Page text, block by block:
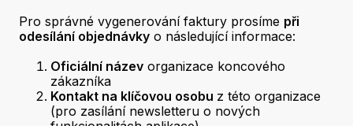
Pro správné vygenerování faktury prosíme při
odesílání objednávky o následující informace:
Oficiální název organizace koncového
zákazníka
Kontakt na klíčovou osobu z této organizace
(pro zasílání newsletteru o nových